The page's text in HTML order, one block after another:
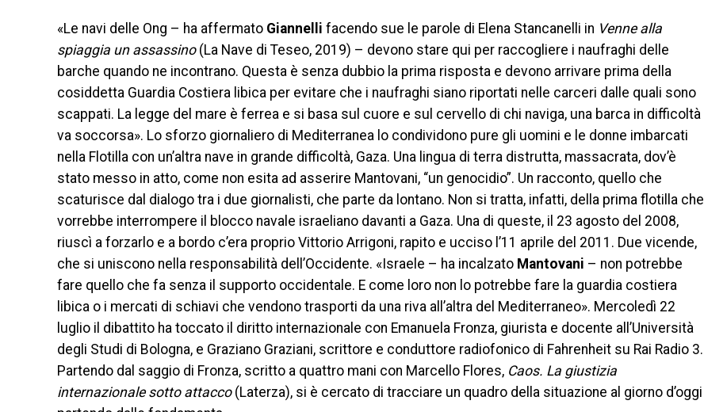
«Le navi delle Ong – ha affermato Giannelli facendo sue le parole di Elena Stancanelli in Venne alla
spiaggia un assassino(La Nave di Teseo, 2019) – devono stare qui per raccogliere i naufraghi delle
barche quando ne incontrano. Questa è senza dubbio la prima risposta e devono arrivare prima della
cosiddetta Guardia Costiera libica per evitare che i naufraghi siano riportati nelle carceri dalle quali sono
scappati. La legge del mare è ferrea e si basa sul cuore e sul cervello di chi naviga, una barca in difficoltà
va soccorsa». Lo sforzo giornaliero di Mediterranea lo condividono pure gli uomini e le donne imbarcati
nella Flotilla con un’altra nave in grande difficoltà, Gaza. Una lingua di terra distrutta, massacrata, dov’è
stato messo in atto, come non esita ad asserire Mantovani, “un genocidio”. Un racconto, quello che
scaturisce dal dialogo tra i due giornalisti, che parte da lontano. Non si tratta, infatti, della prima flotilla che
vorrebbe interrompere il blocco navale israeliano davanti a Gaza. Una di queste, il 23 agosto del 2008,
riuscì a forzarlo e a bordo c’era proprio Vittorio Arrigoni, rapito e ucciso l’11 aprile del 2011. Due vicende,
che si uniscono nella responsabilità dell’Occidente. «Israele – ha incalzato Mantovani – non potrebbe
fare quello che fa senza il supporto occidentale. E come loro non lo potrebbe fare la guardia costiera
libica o i mercati di schiavi che vendono trasporti da una riva all’altra del Mediterraneo». Mercoledì 22
luglio il dibattito ha toccato il diritto internazionale con Emanuela Fronza, giurista e docente all’Università
degli Studi di Bologna, e Graziano Graziani, scrittore e conduttore radiofonico di Fahrenheit su Rai Radio 3.
Partendo dal saggio di Fronza, scritto a quattro mani con Marcello Flores, Caos. La giustizia
internazionale sotto attacco(Laterza), si è cercato di tracciare un quadro della situazione al giorno d’oggi